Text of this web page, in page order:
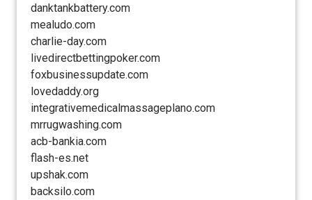
danktankbattery.com
mealudo.com
charlie-day.com
livedirectbettingpoker.com
foxbusinessupdate.com
lovedaddy.org
integrativemedicalmassageplano.com
mrrugwashing.com
acb-bankia.com
flash-es.net
upshak.com
backsilo.com